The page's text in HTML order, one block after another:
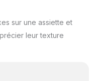
sur une assiette et
leur texture